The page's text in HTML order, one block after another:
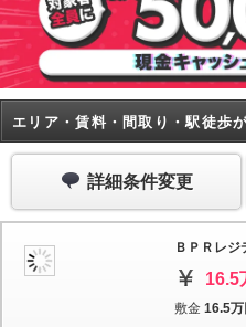
エリア・賃料・間取り・駅徒歩
詳細条件変更
ＢＰＲレジ
16.5
敷金 16.5万